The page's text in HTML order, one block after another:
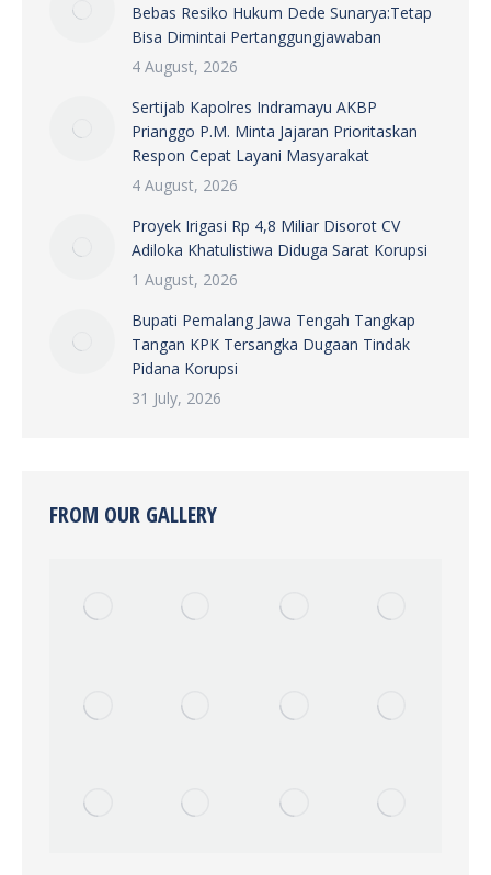
Bebas Resiko Hukum Dede Sunarya:Tetap
Bisa Dimintai Pertanggungjawaban
4 August, 2026
Sertijab Kapolres Indramayu AKBP
Prianggo P.M. Minta Jajaran Prioritaskan
Respon Cepat Layani Masyarakat
4 August, 2026
Proyek Irigasi Rp 4,8 Miliar Disorot CV
Adiloka Khatulistiwa Diduga Sarat Korupsi
1 August, 2026
Bupati Pemalang Jawa Tengah Tangkap
Tangan KPK Tersangka Dugaan Tindak
Pidana Korupsi
31 July, 2026
FROM OUR GALLERY